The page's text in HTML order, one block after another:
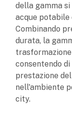
della gamma si
acque potabile
Combinando
durata, la
consentendo
prestazione
nell'ambiente
city.